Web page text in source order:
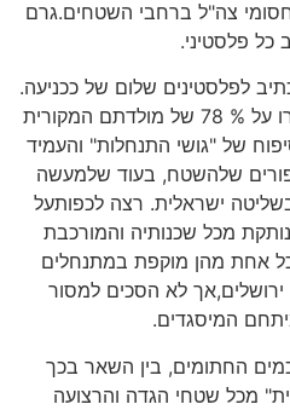
צה"ל ברחבי השטחים.גרם
פלסטיני.
לפלסטינים שלום של ככניעה.
לא הסתפק בכךשהם כבר ויתרו על % 78 של מולדתם המקורית
של "גושי התנחלות" והעמיד
שלהשטח, בעוד שלמעשה
יישארו בשליטה ישראלית. רצה לכפותעל
מכל שכנותיה והמורכבת
אחת מהן מוקפת במתנחלים
לא הסכים למסור
המיסגדים.
החתומים, בין השאר בכך
מכל שטחי הגדה והרצועה